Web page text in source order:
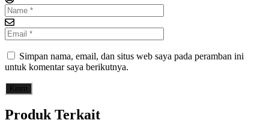
Simpan nama, email, dan situs web saya pada peramban ini
untuk komentar saya berikutnya.
Produk Terkait